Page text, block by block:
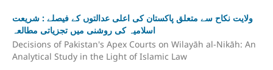
ولایت نکاح سے متعلق پاکستان کی اعلی عدالتوں کے فیصلے : شریعت
اسلامیہ کی روشنی میں تجزیاتی مطالعہ
Decisions of Pakistan's Apex Courts on Wilayāh al-Nikāh: An
Analytical Study in the Light of Islamic Law